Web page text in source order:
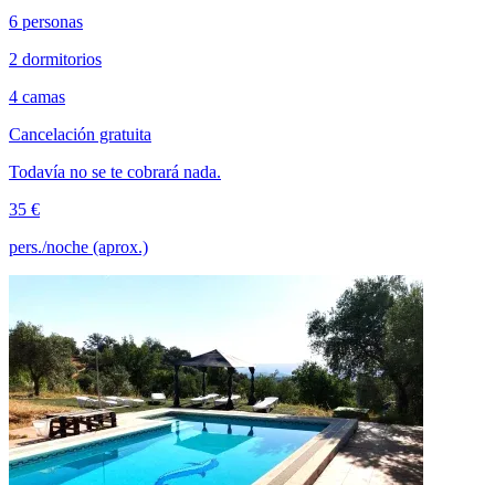
6 personas
2 dormitorios
4 camas
Cancelación gratuita
Todavía no se te cobrará nada.
35 €
pers./noche (aprox.)